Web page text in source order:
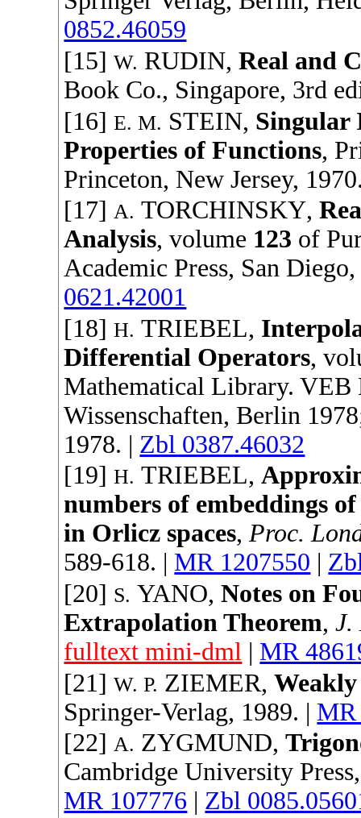
0852.46059
[15]W. RUDIN,Real and
Book Co., Singapore, 3rd
[16]E. M. STEIN, Singular
Properties of Functions,
Princeton, New Jersey, 1970
[17]A. TORCHINSKY,
Analysis, volume 123 of
Academic Press, San
0621.42001
[18]H. TRIEBEL,
Differential Operators,
Mathematical Library. VEB
Wissenschaften, Berlin
1978. | Zbl 0387.46032
[19]H. TRIEBEL,
numbers of embeddings
in Orlicz spaces,Proc.
589-618. | MR 1207550 |
[20] S. YANO,Notes on
Extrapolation Theorem,J.
fulltext mini-dml | MR
[21]W. P. ZIEMER,
Springer-Verlag, 1989. | MR
[22]A. ZYGMUND,
Cambridge University Press
MR 107776 | Zbl